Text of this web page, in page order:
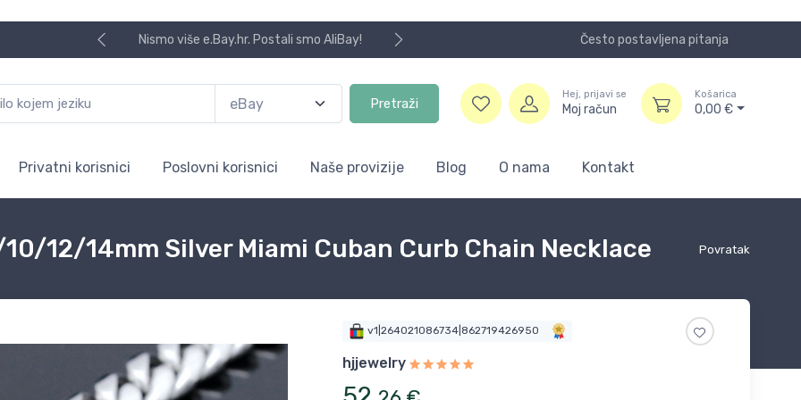
Nismo više e.Bay.hr. Postali smo AliBay! Često postavljena pitanja
Pretraži
Hej, prijavi se
Moj račun
Košarica
0,00 €
Privatni korisnici Poslovni korisnici Naše provizije Blog O nama Kontakt
Povratak
12/14mm Silver Miami Cuban Curb Chain Necklace
v1|264021086734|862719426950
hjjewelry